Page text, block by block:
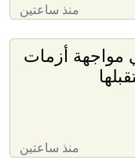
منذ ساعتين
مواجهة أزمات
منذ ساعتين